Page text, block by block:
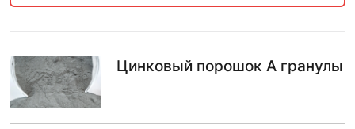
Цинковый порошок А гранулы